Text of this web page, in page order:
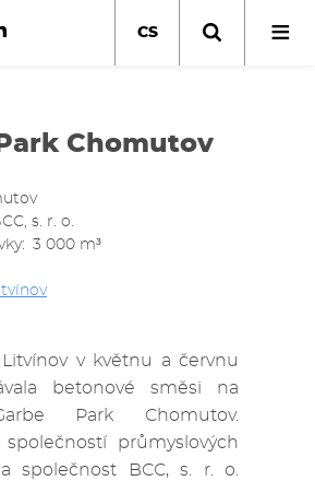
CS
Chomutov
s. r. o.
3 000 m³
v květnu a červnu
betonové směsi na
Park Chomutov.
společností průmyslových
společnost BCC, s. r. o.